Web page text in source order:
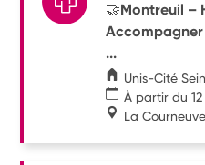
🤝Montreuil –
...
Unis-Cité
À partir du
La Courneuve